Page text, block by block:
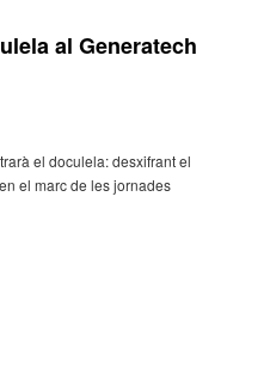
al Generatech
el docu­lela: desxi­frant el
el marc de les jorna­des